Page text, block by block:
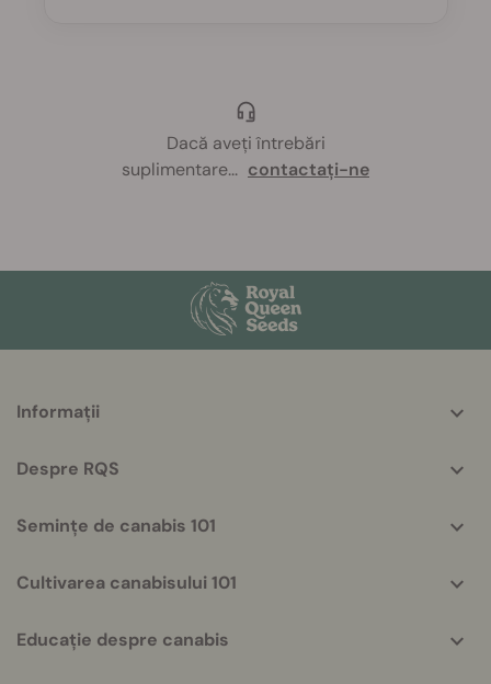
Dacă aveți întrebări
suplimentare... contactați-ne
helpful
Informații
Despre RQS
Semințe de canabis 101
Cultivarea canabisului 101
Educație despre canabis